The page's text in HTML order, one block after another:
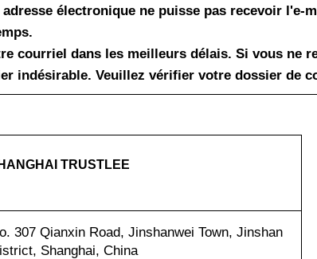
électronique ne puisse pas recevoir
courriel dans les meilleurs délais. Si vous ne
indésirable. Veuillez vérifier votre dossier de
TRUSTLEE
307 Qianxin Road, Jinshanwei Town, Jinshan
Shanghai, China